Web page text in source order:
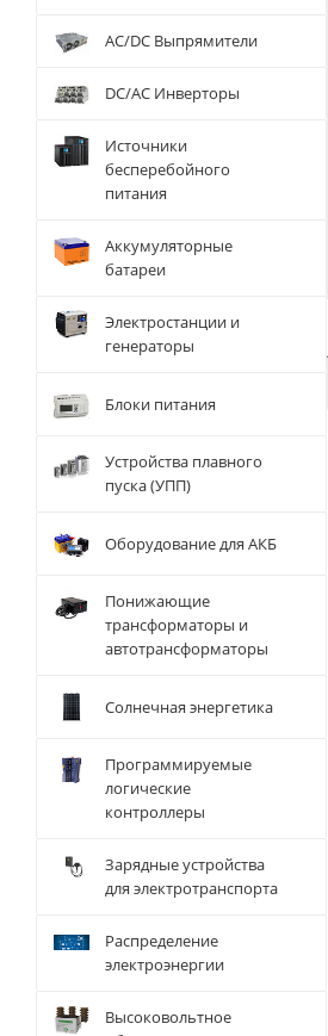
AC/DC Выпрямители
DC/AC Инверторы
Источники
бесперебойного
питания
Аккумуляторные
батареи
Электростанции и
генераторы
Блоки питания
Устройства плавного
пуска (УПП)
Оборудование для АКБ
Понижающие
трансформаторы и
автотрансформаторы
Солнечная энергетика
Программируемые
логические
контроллеры
Зарядные устройства
для электротранспорта
Распределение
электроэнергии
Высоковольтное